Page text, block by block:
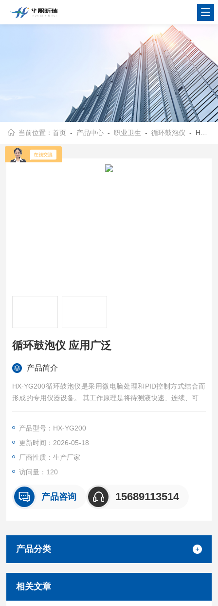
当前位置：首页 - 产品中心 -职业卫生 -循环鼓泡仪 - HX-YG200循环鼓泡仪 应用广泛
循环鼓泡仪 应用广泛
产品简介
HX-YG200循环鼓泡仪是采用微电脑处理和PID控制方式结合而
形成的专用仪器设备。 其工作原理是将待测液快速、连续、可控
地输入到测试桶里面，根据被测试溶液物理特性（蒸发速度、沸
试。双测试桶设计，可独立设置不要技术参数，做对比试验。产
品外型美观大方，使用操作简单，使用安全、可靠。循环鼓泡仪
应用广泛
产品型号：HX-YG200
更新时间：2026-05-18
厂商性质：生产厂家
访问量：120
产品咨询 15689113514
产品分类
相关文章